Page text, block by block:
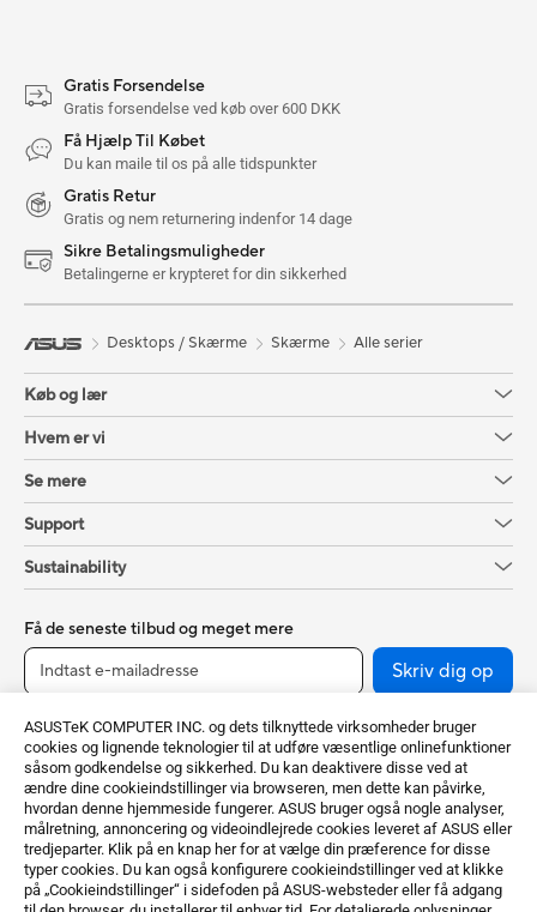
ASUSTeK COMPUTER INC. og dets tilknyttede virksomheder bruger
cookies og lignende teknologier til at udføre væsentlige onlinefunktioner
såsom godkendelse og sikkerhed. Du kan deaktivere disse ved at
ændre dine cookieindstillinger via browseren, men dette kan påvirke,
hvordan denne hjemmeside fungerer. ASUS bruger også nogle analyser,
målretning, annoncering og videoindlejrede cookies leveret af ASUS eller
tredjeparter. Klik på en knap her for at vælge din præference for disse
typer cookies. Du kan også konfigurere cookieindstillinger ved at klikke
på „Cookieindstillinger“ i sidefoden på ASUS-websteder eller få adgang
Gratis Forsendelse
Gratis forsendelse ved køb over 600 DKK
Få Hjælp Til Købet
Du kan maile til os på alle tidspunkter
Gratis Retur
Gratis og nem returnering indenfor 14 dage
Sikre Betalingsmuligheder
Betalingerne er krypteret for din sikkerhed
Desktops / Skærme Skærme Alle serier
Køb og lær
Hvem er vi
Se mere
Support
Sustainability
Få de seneste tilbud og meget mere
Skriv dig op
Denmark / Dansk